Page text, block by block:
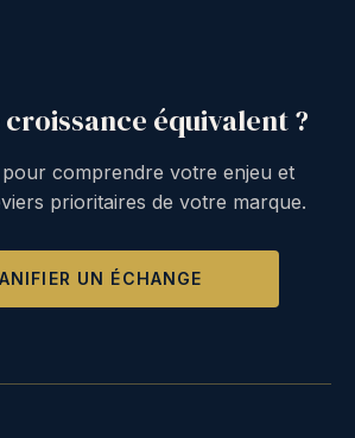
équivalent ?
comprendre votre enjeu et
prioritaires de votre marque.
UN ÉCHANGE